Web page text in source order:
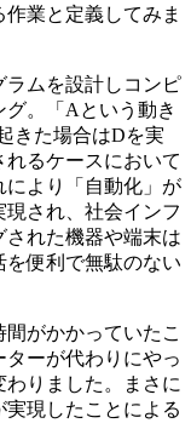
業と定義してみま
ラムを設計しコンピ
グ。「Aという動き
きた場合はDを実
るケースにおいて
により「自動化」が
され、社会インフ
れた機器や端末は
を便利で無駄のない
がかかっていたこ
ーが代わりにやっ
りました。まさに
実現したことによる